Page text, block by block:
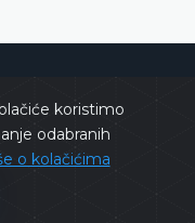
koristimo
odabranih
o kolačićima